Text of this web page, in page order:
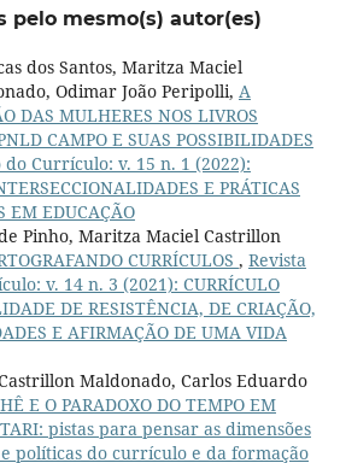
pelo mesmo(s) autor(es)
dos Santos, Maritza Maciel
Odimar João Peripolli, A
DAS MULHERES NOS LIVROS
CAMPO E SUAS POSSIBILIDADES
do Currículo: v. 15 n. 1 (2022):
E PRÁTICAS
EM EDUCAÇÃO
Pinho, Maritza Maciel Castrillon
CURRÍCULOS , Revista
v. 14 n. 3 (2021): CURRÍCULO
DE RESISTÊNCIA, DE CRIAÇÃO,
E AFIRMAÇÃO DE UMA VIDA
Maldonado, Carlos Eduardo
E O PARADOXO DO TEMPO EM
pistas para pensar as dimensões
e políticas do currículo e da formação